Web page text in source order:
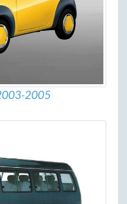
2005